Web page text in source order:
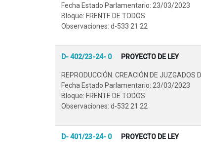
Fecha Estado Parlamentario: 23/03/2023
Bloque: FRENTE DE TODOS
Observaciones: d-533 21 22
D- 402/23-24- 0 PROYECTO DE LEY
REPRODUCCIÓN. CREACIÓN DE JUZGADOS
Fecha Estado Parlamentario: 23/03/2023
Bloque: FRENTE DE TODOS
Observaciones: d-532 21 22
D- 401/23-24- 0 PROYECTO DE LEY